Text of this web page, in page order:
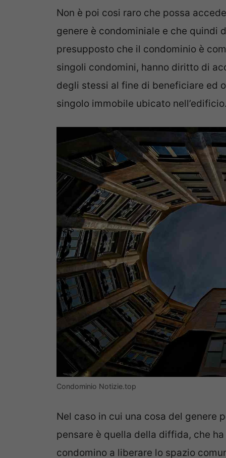
Non è poi cosi raro che possa
genere è condominiale e che quindi
presupposto che il condominio è
singoli condomini, hanno diritto di
degli stessi al fine di beneficiare ed
singolo immobile ubicato nell’edificio.
Condominio Notizie.top
Nel caso in cui una cosa del genere
pensare è quella della diffida, che
condomino a liberare lo spazio